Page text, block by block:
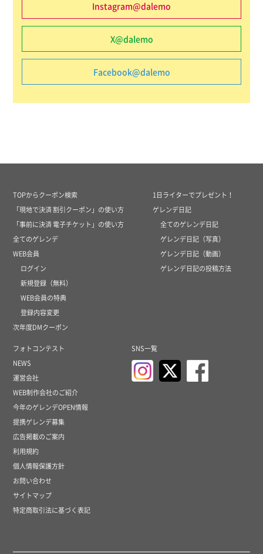
Instagram@dalemo
X@dalemo
Facebook@dalemo
TOPからクーポン検索
「現地で決済 割引クーポン」の使い方
「事前に決済 電子チケット」の使い方
全てのゲレンデ
WEB会員
ログイン
新規登録（無料）
WEB会員の特典
登録内容変更
次年度DMクーポン
1日ライターでプレゼント！
ゲレンデ日記
全てのゲレンデ日記
ゲレンデ日記（写真）
ゲレンデ日記（動画）
ゲレンデ日記の投稿方法
フォトコンテスト
NEWS
運営会社
WEB制作会社のご紹介
今年のゲレンデOPEN情報
提携ゲレンデ募集
広告掲載のご案内
利用規約
個人情報保護方針
お問い合わせ
サイトマップ
特定商取引法に基づく表記
SNS一覧